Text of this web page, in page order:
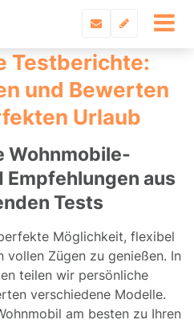
Testberichte:
und Bewerten
Urlaub
Wohnmobile-
Empfehlungen aus
Tests
Möglichkeit, flexibel
vollen Zügen zu genießen. In
teilen wir persönliche
verschiedene Modelle.
am besten zu Ihren